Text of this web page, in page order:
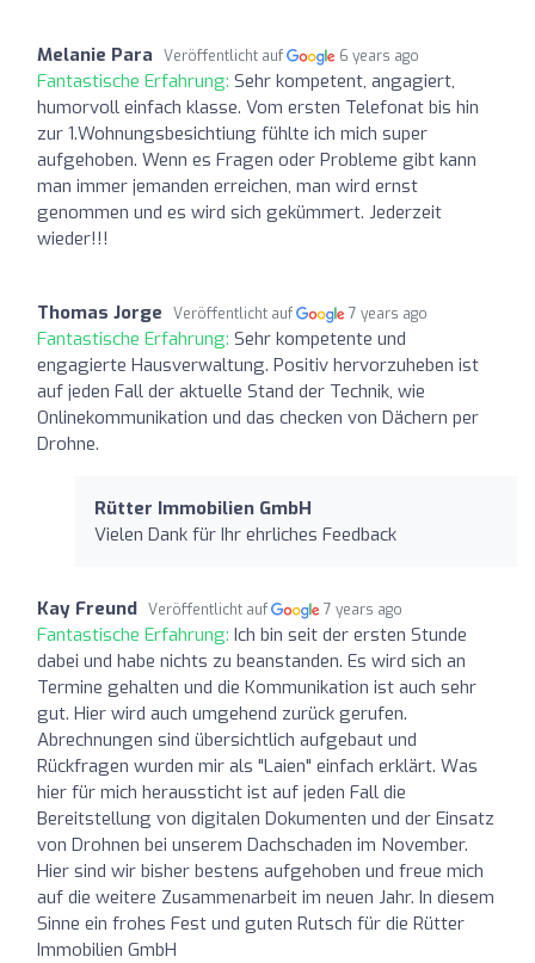
Melanie Para Veröffentlicht auf 6 years ago
Fantastische Erfahrung: Sehr kompetent, angagiert,
humorvoll einfach klasse. Vom ersten Telefonat bis hin
zur 1.Wohnungsbesichtiung fühlte ich mich super
aufgehoben. Wenn es Fragen oder Probleme gibt kann
man immer jemanden erreichen, man wird ernst
genommen und es wird sich gekümmert. Jederzeit
wieder!!!
Thomas Jorge Veröffentlicht auf 7 years ago
Fantastische Erfahrung: Sehr kompetente und
engagierte Hausverwaltung. Positiv hervorzuheben ist
auf jeden Fall der aktuelle Stand der Technik, wie
Onlinekommunikation und das checken von Dächern per
Drohne.
Rütter Immobilien GmbH
Vielen Dank für Ihr ehrliches Feedback
Kay Freund Veröffentlicht auf 7 years ago
Fantastische Erfahrung: Ich bin seit der ersten Stunde
dabei und habe nichts zu beanstanden. Es wird sich an
Termine gehalten und die Kommunikation ist auch sehr
gut. Hier wird auch umgehend zurück gerufen.
Abrechnungen sind übersichtlich aufgebaut und
Rückfragen wurden mir als "Laien" einfach erklärt. Was
hier für mich heraussticht ist auf jeden Fall die
Bereitstellung von digitalen Dokumenten und der Einsatz
von Drohnen bei unserem Dachschaden im November.
Hier sind wir bisher bestens aufgehoben und freue mich
auf die weitere Zusammenarbeit im neuen Jahr. In diesem
Sinne ein frohes Fest und guten Rutsch für die Rütter
Immobilien GmbH